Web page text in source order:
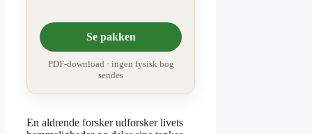
Se pakken
PDF-download · ingen fysisk bog
sendes
En aldrende forsker udforsker livets